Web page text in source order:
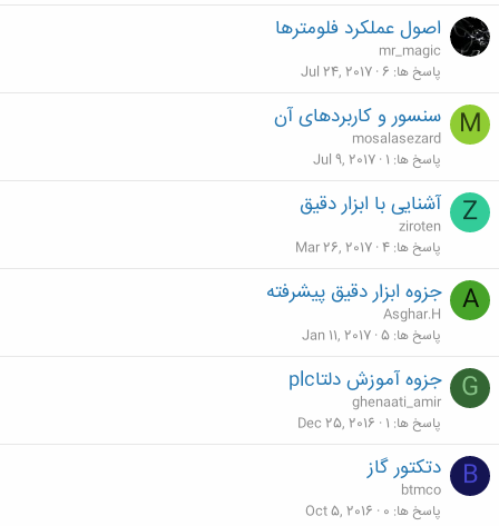
اصول عملکرد فلومترها
mr_magic
پاسخ ها 6
Jul 24, 2017
M سنسور و کاربردهای آن
mosalasezard
پاسخ ها 1
Jul 9, 2017
Z آشنایی با ابزار دقیق
ziroten
پاسخ ها 4
Mar 26, 2017
A جزوه ابزار دقیق پیشرفته
Asghar.H
پاسخ ها 5
Jan 11, 2017
G جزوه آموزش دلتاplc
ghenaati_amir
پاسخ ها 1
Dec 25, 2016
B دتکتور گاز
btmco
پاسخ ها 0
Oct 5, 2016